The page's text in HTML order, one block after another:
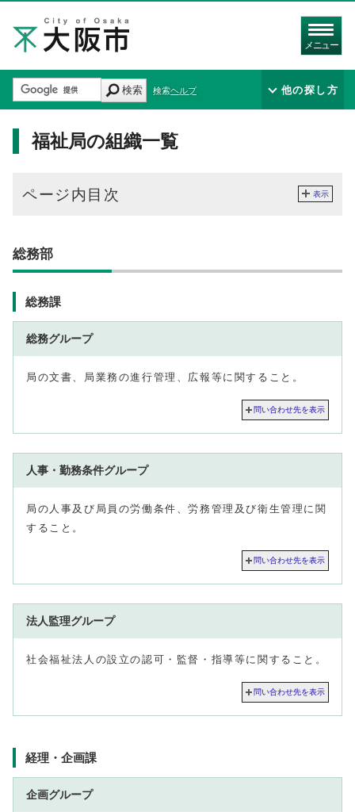
メニュー
検索 検索ヘルプ 他の探し方
福祉局の組織一覧
ページ内目次 表示
総務部
総務課
総務グループ
局の文書、局業務の進行管理、広報等に関すること。
問い合わせ先を表示
人事・勤務条件グループ
局の人事及び局員の労働条件、労務管理及び衛生管理に関
すること。
問い合わせ先を表示
法人監理グループ
社会福祉法人の設立の認可・監督・指導等に関すること。
問い合わせ先を表示
経理・企画課
企画グループ